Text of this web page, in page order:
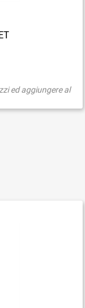
ed aggiungere al